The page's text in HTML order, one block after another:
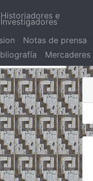
Historiadores e
Investigadores
Notas de prensa
Mercaderes